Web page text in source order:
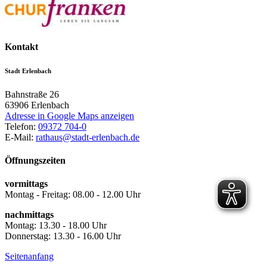
Kontakt
Stadt Erlenbach
Bahnstraße 26
63906 Erlenbach
Adresse in Google Maps anzeigen
Telefon: 09372 704-0
E-Mail: rathaus@stadt-erlenbach.de
Öffnungszeiten
vormittags
Montag - Freitag: 08.00 - 12.00 Uhr
nachmittags
Montag: 13.30 - 18.00 Uhr
Donnerstag: 13.30 - 16.00 Uhr
Seitenanfang